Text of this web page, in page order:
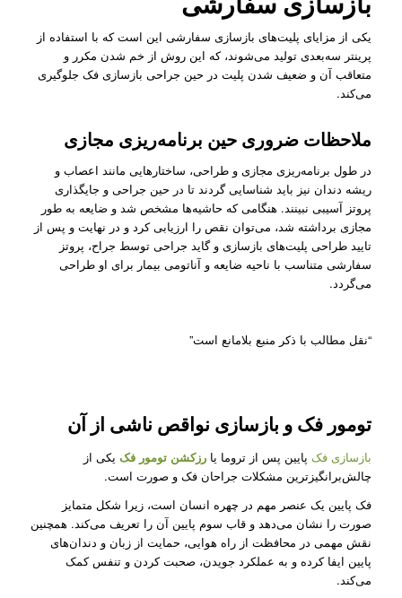
یکی از مزایای پلیت‌های بازسازی سفارشی این است که با استفاده از
پرینتر سه‌بعدی تولید می‌شوند، که این روش از خم شدن مکرر و
متعاقب آن و ضعیف شدن پلیت در حین جراحی بازسازی فک جلوگیری
می‌کند.
ملاحظات ضروری حین برنامه‌ریزی مجازی
در طول برنامه‌ریزی مجازی و طراحی، ساختارهایی مانند اعصاب و
ریشه دندان نیز باید شناسایی ‌گردند تا در حین جراحی و جایگذاری
پروتز آسیبی نبینند. هنگامی که حاشیه‌ها مشخص شد و ضایعه به طور
مجازی برداشته شد، می‌توان نقص را ارزیابی کرد و در نهایت و پس از
تایید طراحی پلیت‌های بازسازی و گاید جراحی توسط جراح، پروتز
سفارشی متناسب با ناحیه ضایعه و آناتومی بیمار برای او طراحی
می‌گردد.
“نقل مطالب با ذکر منبع بلامانع است”
تومور فک و بازسازی نواقص ناشی از آن
بازسازی فک پایین پس از تروما یا رزکشن تومور فکیکی از
چالش‌برانگیزترین مشکلات جراحان فک و صورت است.
فک پایین یک عنصر مهم در چهره انسان است، زیرا شکل متمایز
صورت را نشان می‌دهد و قاب سوم پایین آن را تعریف می‌کند. همچنین
نقش مهمی در محافظت از راه هوایی، حمایت از زبان و دندان‌های
پایین ایفا کرده و به عملکرد جویدن، صحبت کردن و تنفس کمک
می‌کند.